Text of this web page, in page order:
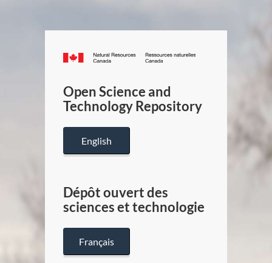
Canada.ca
/
Canada
Open Science and
Technology Repository
English
Dépôt ouvert des
sciences et technologie
Français